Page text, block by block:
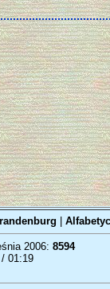
2006: 8594
01:19